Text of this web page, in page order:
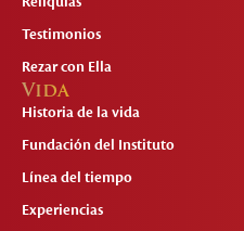
Testimonios
Rezar con Ella
Vida
Historia de la vida
Fundación del Instituto
Línea del tiempo
Experiencias